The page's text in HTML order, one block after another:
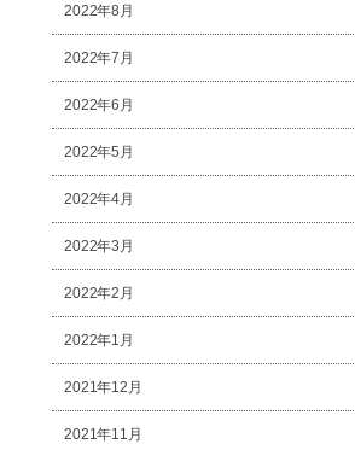
2022年8月
2022年7月
2022年6月
2022年5月
2022年4月
2022年3月
2022年2月
2022年1月
2021年12月
2021年11月